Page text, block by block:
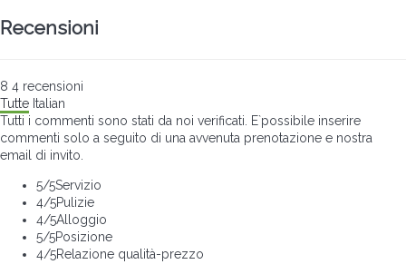
Recensioni
8 4 recensioni
Tutte Italian
Tutti i commenti sono stati da noi verificati. E`possibile inserire
commenti solo a seguito di una avvenuta prenotazione e nostra
email di invito.
5/5Servizio
4/5Pulizie
4/5Alloggio
5/5Posizione
4/5Relazione qualità-prezzo